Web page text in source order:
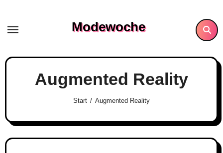
content
Modewoche
Augmented Reality
Start Augmented Reality